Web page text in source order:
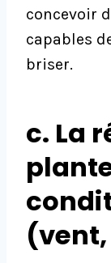
concevoir
capables
briser.
c. La